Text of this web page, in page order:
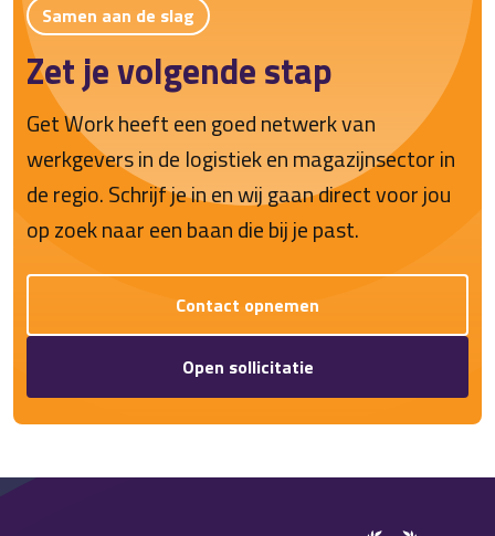
Samen aan de slag
Zet je volgende stap
Get Work heeft een goed netwerk van
werkgevers in de logistiek en magazijnsector in
de regio. Schrijf je in en wij gaan direct voor jou
op zoek naar een baan die bij je past.
Contact opnemen
Open sollicitatie